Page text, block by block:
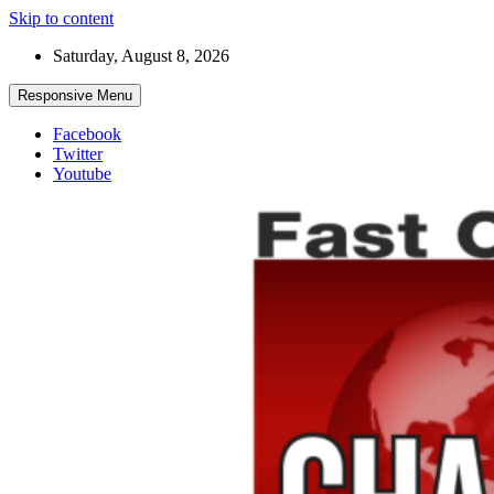
Skip to content
Saturday, August 8, 2026
Responsive Menu
Facebook
Twitter
Youtube